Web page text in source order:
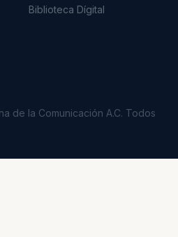
Biblioteca Dígital
de la Comunicación A.C. Todos